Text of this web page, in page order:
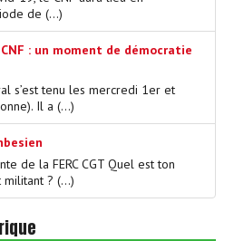
de (…)
: un moment de démocratie
s’est tenu les mercredi 1er et
Il a (…)
de la FERC CGT Quel est ton
militant ? (…)